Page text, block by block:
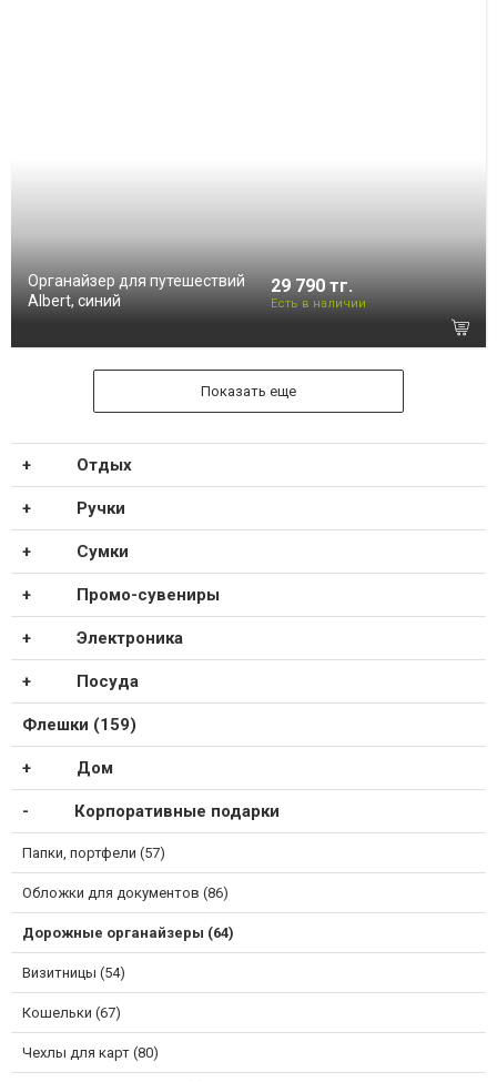
Органайзер для путешествий
Albert, синий
29 790 тг.
Есть в наличии
Показать еще
Отдых
Ручки
Сумки
Промо-сувениры
Электроника
Посуда
Флешки (159)
Дом
Корпоративные подарки
Папки, портфели (57)
Обложки для документов (86)
Дорожные органайзеры (64)
Визитницы (54)
Кошельки (67)
Чехлы для карт (80)